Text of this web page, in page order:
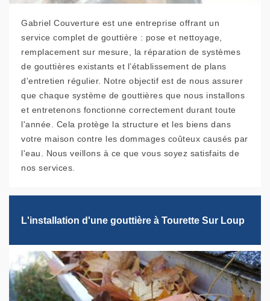
Gabriel Couverture est une entreprise offrant un
service complet de gouttière : pose et nettoyage,
remplacement sur mesure, la réparation de systèmes
de gouttières existants et l’établissement de plans
d'entretien régulier. Notre objectif est de nous assurer
que chaque système de gouttières que nous installons
et entretenons fonctionne correctement durant toute
l'année. Cela protège la structure et les biens dans
votre maison contre les dommages coûteux causés par
l'eau. Nous veillons à ce que vous soyez satisfaits de
nos services.
L'installation d'une gouttière à Tourette Sur Loup